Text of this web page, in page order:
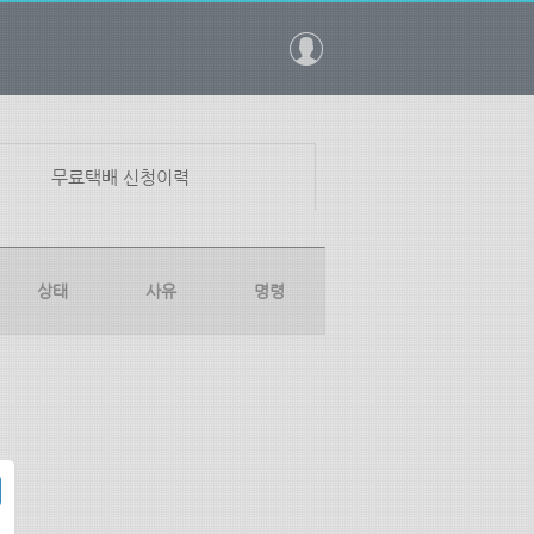
무료택배 신청이력
상태 사유 명령